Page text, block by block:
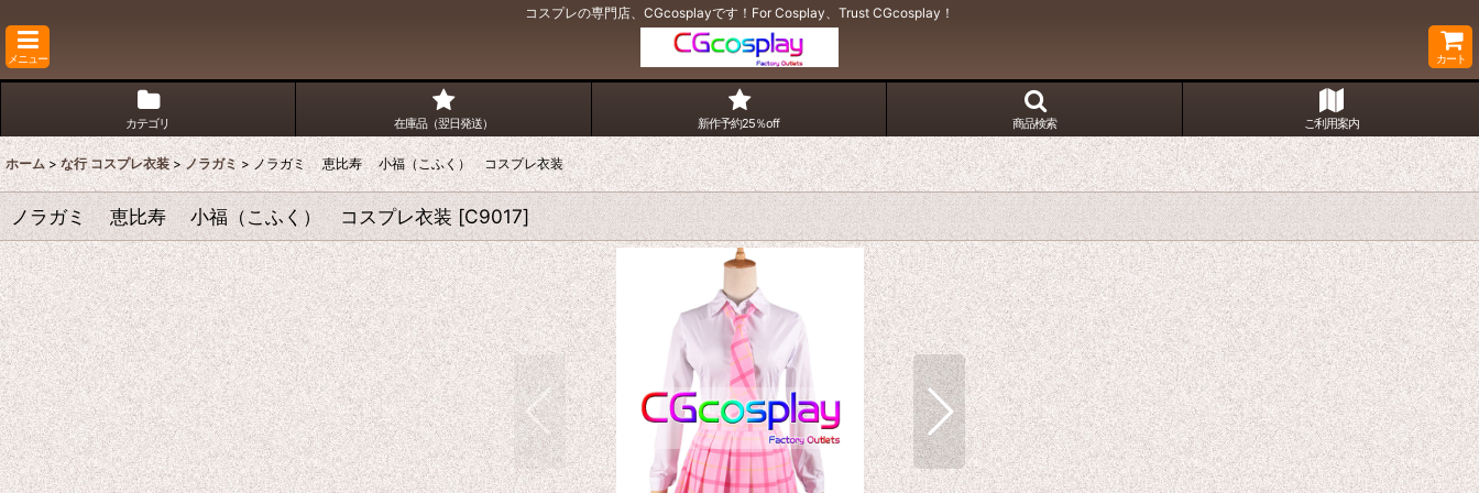
コスプレの専門店、CGcosplayです！For Cosplay、Trust CGcosplay！
メニュー カート
カテゴリ 在庫品（翌日発送） 新作予約25％off 商品検索 ご利用案内
ホーム > な行 コスプレ衣装 > ノラガミ > ノラガミ 恵比寿 小福（こふく） コスプレ衣装
ノラガミ 恵比寿 小福（こふく） コスプレ衣装 [C9017]